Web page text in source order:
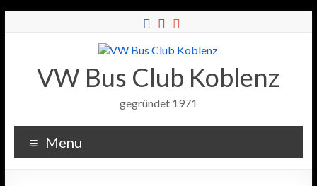
VW Bus Club Koblenz
gegründet 1971
Menu